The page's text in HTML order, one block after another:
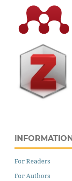
INFORMATION
For Readers
For Authors